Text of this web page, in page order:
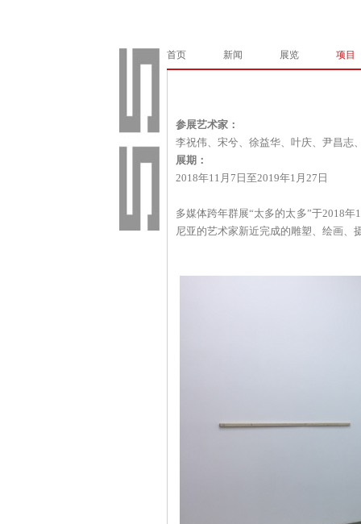
首页 新闻 展览 项目
参展艺术家：
李祝伟、宋兮、徐益华、叶庆、尹昌志
展期：
2018年11月7日至2019年1月27日
多媒体跨年群展“太多的太多”于2018
尼亚的艺术家新近完成的雕塑、绘画、